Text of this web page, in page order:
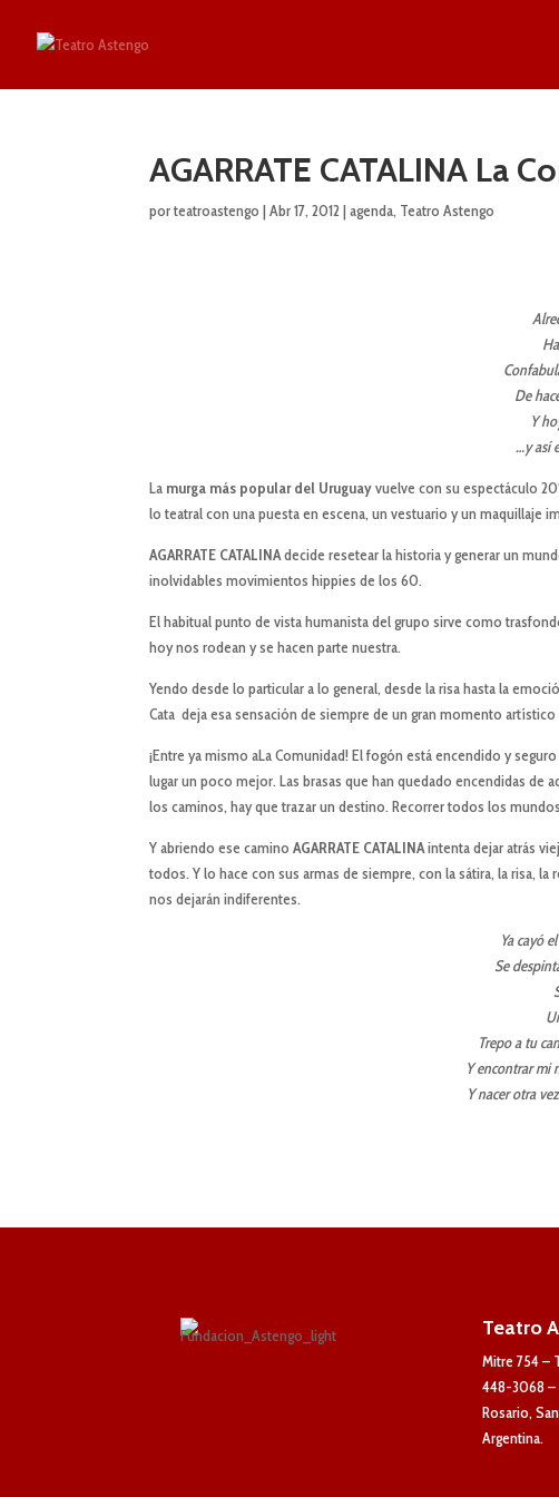
AGARRATE CATALINA La
porteatroastengo |Abr 17, 2012 |agenda, Teatro Astengo
De
Y
…y así
La murga más popular del Uruguayvuelve con su espectáculo
lo teatral con una puesta en escena, un vestuario y un maquillaje
AGARRATE CATALINAdecide resetear la historia y generar un
inolvidables movimientos hippies de los 60.
El habitual punto de vista humanista del grupo sirve como
hoy nos rodean y se hacen parte nuestra.
Yendo desde lo particular a lo general, desde la risa hasta la
Cata deja esa sensación de siempre de un gran momento
¡Entre ya mismo aLa Comunidad! El fogón está encendido y
lugar un poco mejor. Las brasas que han quedado encendidas de
los caminos, hay que trazar un destino. Recorrer todos los
Y abriendo ese caminoAGARRATE CATALINAintenta dejar atrás
todos. Y lo hace con sus armas de siempre, con la sátira, la risa,
nos dejarán indiferentes.
Ya cayó
Se
Trepo a tu
Y encontrar mi
Y nacer otra
Teatro
Mitre 754 –
448-3068 –
Rosario,
Argentina.